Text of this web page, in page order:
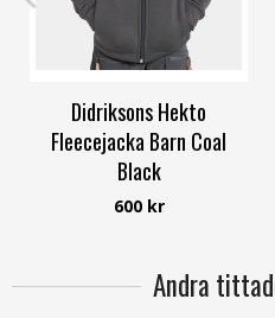
120 160
Didriksons Hekto
Fleecejacka Barn Coal
Black
Didriksons
600 kr
Andra